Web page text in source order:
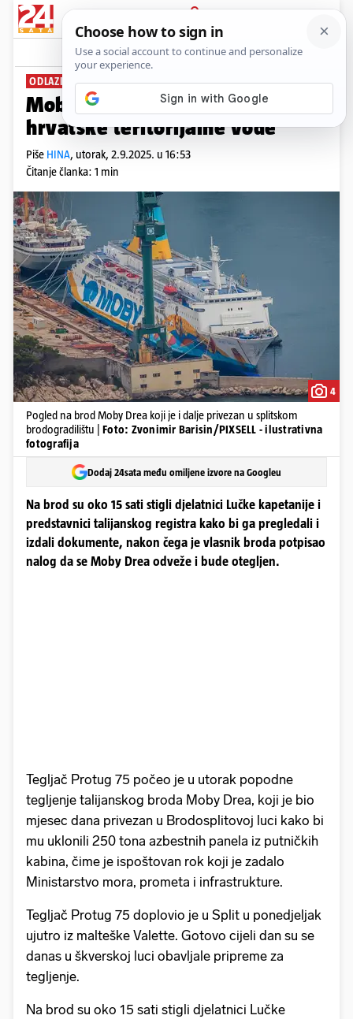
PRIJAVA
News Komentari
ODLAZI BROD IZ SPLITA
Moby Drea napokon napušta
hrvatske teritorijalne vode
Piše HINA, utorak, 2.9.2025. u 16:53
Čitanje članka: 1 min
4
Pogled na brod Moby Drea koji je i dalje privezan u splitskom
brodogradilištu | Foto: Zvonimir Barisin/PIXSELL - ilustrativna
fotografija
Dodaj 24sata među omiljene izvore na Googleu
Na brod su oko 15 sati stigli djelatnici Lučke kapetanije i
predstavnici talijanskog registra kako bi ga pregledali i
izdali dokumente, nakon čega je vlasnik broda potpisao
nalog da se Moby Drea odveže i bude otegljen.
Tegljač Protug 75 počeo je u utorak popodne
tegljenje talijanskog broda Moby Drea, koji je bio
mjesec dana privezan u Brodosplitovoj luci kako bi
mu uklonili 250 tona azbestnih panela iz putničkih
kabina, čime je ispoštovan rok koji je zadalo
Ministarstvo mora, prometa i infrastrukture.
Tegljač Protug 75 doplovio je u Split u ponedjeljak
ujutro iz malteške Valette. Gotovo cijeli dan su se
danas u škverskoj luci obavljale pripreme za
tegljenje.
Na brod su oko 15 sati stigli djelatnici Lučke